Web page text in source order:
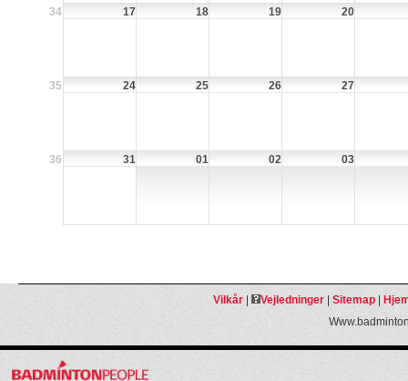
34 17 18 19 20
35 24 25 26 27
36 31 01 02 03
Vilkår| Vejledninger| Sitemap|